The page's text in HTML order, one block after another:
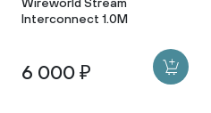
Wireworld Stream
Interconnect 1.0M
6 000 ₽